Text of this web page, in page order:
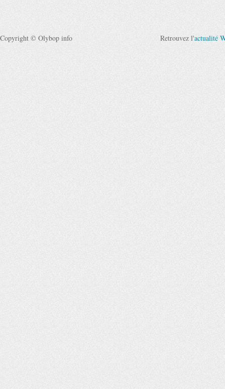
Copyright © Olybop info Retrouvez l'actualité